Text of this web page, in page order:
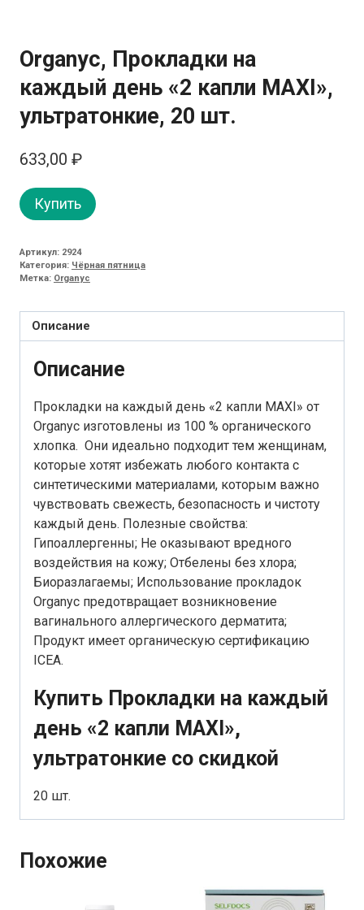
Organyc, Прокладки на
каждый день «2 капли MAXI»,
ультратонкие, 20 шт.
633,00 ₽
Купить
Артикул: 2924
Категория: Чёрная пятница
Метка: Organyc
Описание
Описание
Прокладки на каждый день «2 капли MAXI» от
Organyc изготовлены из 100 % органического
хлопка. Они идеально подходит тем женщинам,
которые хотят избежать любого контакта с
синтетическими материалами, которым важно
чувствовать свежесть, безопасность и чистоту
каждый день. Полезные свойства:
Гипоаллергенны; Не оказывают вредного
воздействия на кожу; Отбелены без хлора;
Биоразлагаемы; Использование прокладок
Organyc предотвращает возникновение
вагинального аллергического дерматита;
Продукт имеет органическую сертификацию
ICEA.
Купить Прокладки на каждый
день «2 капли MAXI»,
ультратонкие со скидкой
20 шт.
Похожие